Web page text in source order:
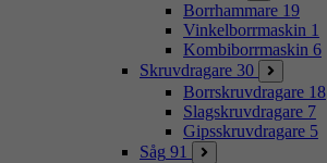
Borrhammare 19
Vinkelborrmaskin 1
Kombiborrmaskin 6
Skruvdragare 30
Borrskruvdragare 18
Slagskruvdragare 7
Gipsskruvdragare 5
Såg 91